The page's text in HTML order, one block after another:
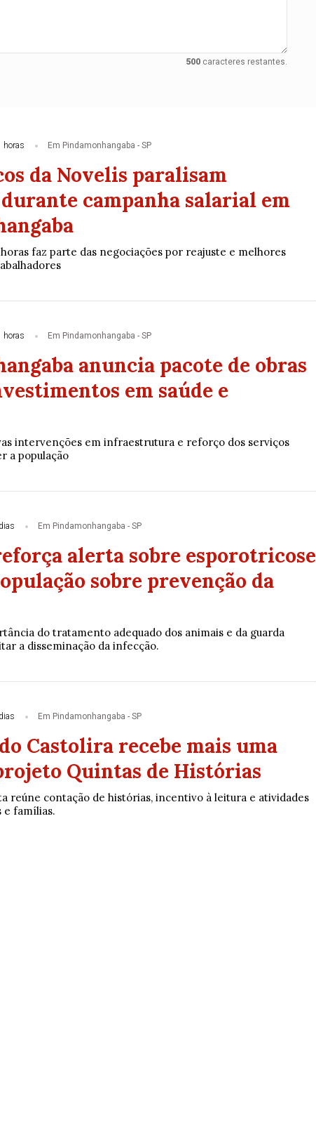
500caracteres restantes.
horas Em Pindamonhangaba - SP
da Novelis paralisam
campanha salarial em
faz parte das negociações por reajuste e melhores
horas Em Pindamonhangaba - SP
anuncia pacote de obras
em saúde e
intervenções em infraestrutura e reforço dos serviços
a população
Em Pindamonhangaba - SP
alerta sobre esporotricose
sobre prevenção da
do tratamento adequado dos animais e da guarda
a disseminação da infecção.
Em Pindamonhangaba - SP
Castolira recebe mais uma
Quintas de Histórias
reúne contação de histórias, incentivo à leitura e atividades
e famílias.